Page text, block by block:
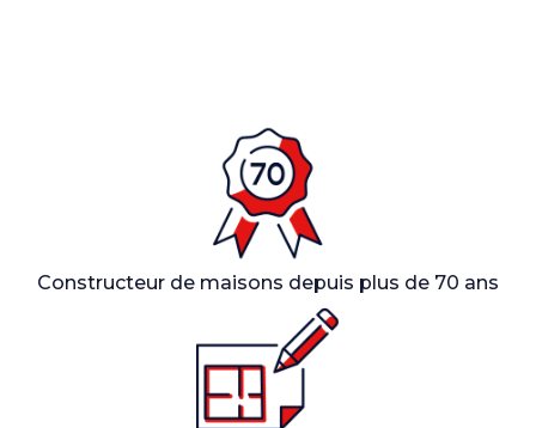
Constructeur de maisons depuis plus de 70 ans